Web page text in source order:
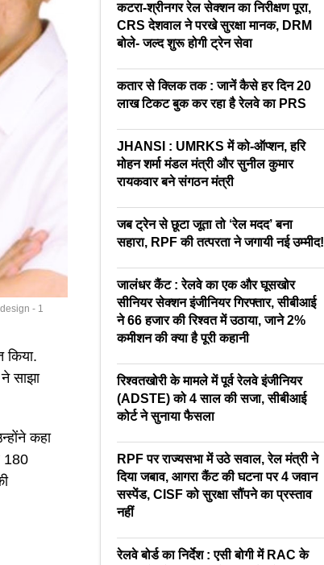
- 1
किया.
साझा
कहा
180
कटरा-श्रीनगर रेल सेक्शन का निरीक्षण पूरा,
CRS देशवाल ने परखे सुरक्षा मानक, DRM
बोले- जल्द शुरू होगी ट्रेन सेवा
कतार से क्लिक तक : जानें कैसे हर दिन 20
लाख टिकट बुक कर रहा है रेलवे का PRS
JHANSI : UMRKS में को-ऑप्शन, हरि
मोहन शर्मा मंडल मंत्री और सुनील कुमार
रायकवार बने संगठन मंत्री
जब ट्रेन से छूटा जूता तो ‘रेल मदद’ बना
सहारा, RPF की तत्परता ने जगायी नई उम्मीद!
जालंधर कैंट : रेलवे का एक और घूसखोर
सीनियर सेक्शन इंजीनियर गिरफ्तार, सीबीआई
ने 66 हजार की रिश्वत में उठाया, जाने 2%
कमीशन की क्या है पूरी कहानी
रिश्वतखोरी के मामले में पूर्व रेलवे इंजीनियर
(ADSTE) को 4 साल की सजा, सीबीआई
कोर्ट ने सुनाया फैसला
RPF पर राज्यसभा में उठे सवाल, रेल मंत्री ने
दिया जबाव, आगरा कैंट की घटना पर 4 जवान
सस्पेंड, CISF को सुरक्षा सौंपने का प्रस्ताव
नहीं
रेलवे बोर्ड का निर्देश : एसी बोगी में RAC के